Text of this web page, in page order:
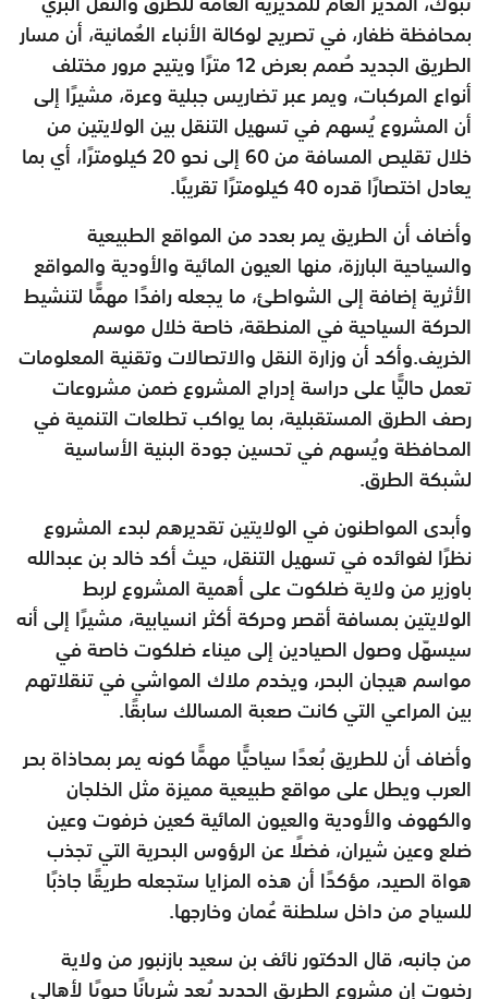
بمحافظة ظفار، في تصريح لوكالة الأنباء العُمانية، أن مسار
الطريق الجديد صُمم بعرض 12 مترًا ويتيح مرور مختلف
أنواع المركبات، ويمر عبر تضاريس جبلية وعرة، مشيرًا إلى
أن المشروع يُسهم في تسهيل التنقل بين الولايتين من
خلال تقليص المسافة من 60 إلى نحو 20 كيلومترًا، أي بما
يعادل اختصارًا قدره 40 كيلومترًا تقريبًا.
وأضاف أن الطريق يمر بعدد من المواقع الطبيعية
والسياحية البارزة، منها العيون المائية والأودية والمواقع
الأثرية إضافة إلى الشواطئ، ما يجعله رافدًا مهمًّا لتنشيط
الحركة السياحية في المنطقة، خاصة خلال موسم
الخريف.وأكد أن وزارة النقل والاتصالات وتقنية المعلومات
تعمل حاليًّا على دراسة إدراج المشروع ضمن مشروعات
رصف الطرق المستقبلية، بما يواكب تطلعات التنمية في
المحافظة ويُسهم في تحسين جودة البنية الأساسية
لشبكة الطرق.
وأبدى المواطنون في الولايتين تقديرهم لبدء المشروع
نظرًا لفوائده في تسهيل التنقل، حيث أكد خالد بن عبدالله
باوزير من ولاية ضلكوت على أهمية المشروع لربط
الولايتين بمسافة أقصر وحركة أكثر انسيابية، مشيرًا إلى أنه
سيسهّل وصول الصيادين إلى ميناء ضلكوت خاصة في
مواسم هيجان البحر، ويخدم ملاك المواشي في تنقلاتهم
بين المراعي التي كانت صعبة المسالك سابقًا.
وأضاف أن للطريق بُعدًا سياحيًّا مهمًّا كونه يمر بمحاذاة بحر
العرب ويطل على مواقع طبيعية مميزة مثل الخلجان
والكهوف والأودية والعيون المائية كعين خرفوت وعين
ضلع وعين شيران، فضلًا عن الرؤوس البحرية التي تجذب
هواة الصيد، مؤكدًا أن هذه المزايا ستجعله طريقًا جاذبًا
للسياح من داخل سلطنة عُمان وخارجها.
من جانبه، قال الدكتور نائف بن سعيد بازنبور من ولاية
رخيوت إن مشروع الطريق الجديد يُعد شريانًا حيويًا لأهالي